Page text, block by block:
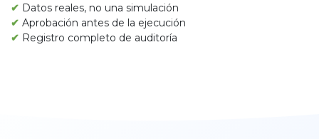
✔ Datos reales, no una simulación
✔ Aprobación antes de la ejecución
✔ Registro completo de auditoría